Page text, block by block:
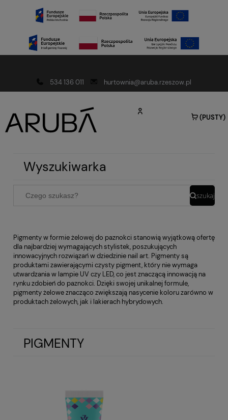
534 136 011
hurtownia@aruba.rzeszow.pl
(PUSTY)
Wyszukiwarka
szukaj
Pigmenty w formie żelowej do paznokci stanowią wyjątkową ofertę
dla najbardziej wymagających stylistek, poszukujących
innowacyjnych rozwiązań w dziedzinie nail art. Pigmenty są
produktami zawierającymi czysty pigment, który nie wymaga
utwardzania w lampie UV czy LED, co jest znaczącą innowacją na
rynku zdobień do paznokci. Dzięki swojej unikalnej formule,
pigmenty żelowe znacząco zwiększają nasycenie koloru zarówno w
produktach żelowych, jak i lakierach hybrydowych.
PIGMENTY